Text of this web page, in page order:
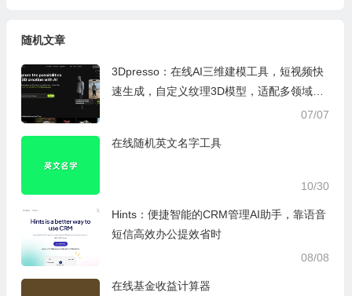
随机文章
3Dpresso：在线AI三维建模工具，短视频快
速生成，自定义纹理3D模型，适配多领域创
07/07
在线随机英文名字工具
10/30
Hints：便捷智能的CRM管理AI助手，靠语音
短信高效办公提效省时
08/08
在线基金收益计算器